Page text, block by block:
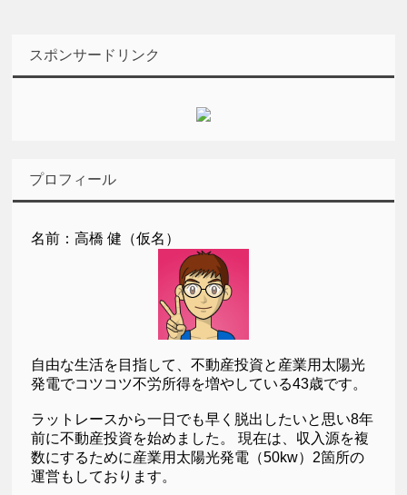
スポンサードリンク
プロフィール
名前：高橋 健（仮名）
自由な生活を目指して、不動産投資と産業用太陽光
発電でコツコツ不労所得を増やしている43歳です。
ラットレースから一日でも早く脱出したいと思い8年
前に不動産投資を始めました。 現在は、収入源を複
数にするために産業用太陽光発電（50kw）2箇所の
運営もしております。